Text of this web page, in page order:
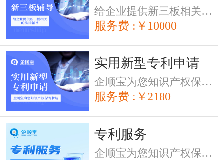
给企业提供新三板相关的法律辅导
服务费 :￥10000
实用新型专利申请
企顺宝为您知识产权保驾护航
服务费 :￥2180
专利服务
企顺宝为您知识产权保驾护航